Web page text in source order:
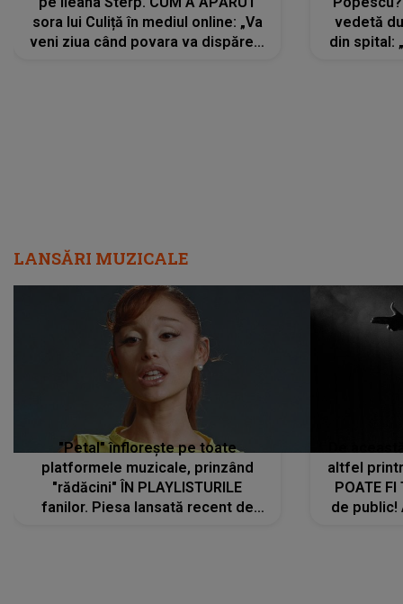
sora lui Culiță în mediul online: „Va
veni ziua când povara va dispărea,
vedetă
din spital:
LANSĂRI MUZICALE
"Petal" înflorește pe toate
platformele muzicale, prinzând
"rădăcini" ÎN PLAYLISTURILE
fanilor. Piesa lansată recent de
altfel
POATE FI
de public!